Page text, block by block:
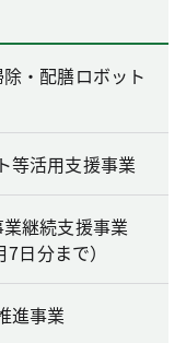
・配膳ロボット
等活用支援事業
継続支援事業
日分まで）
進事業